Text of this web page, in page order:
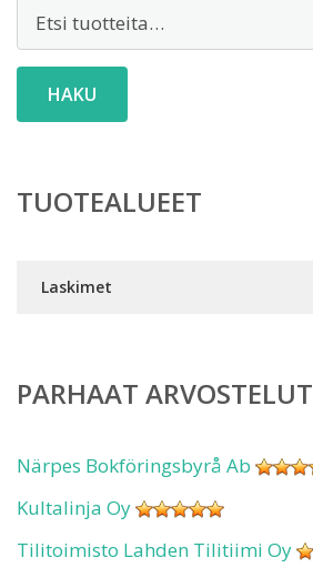
HAKU
TUOTEALUEET
Laskimet
PARHAAT ARVOSTELUT
Närpes Bokföringsbyrå Ab
Kultalinja Oy
Tilitoimisto Lahden Tilitiimi Oy